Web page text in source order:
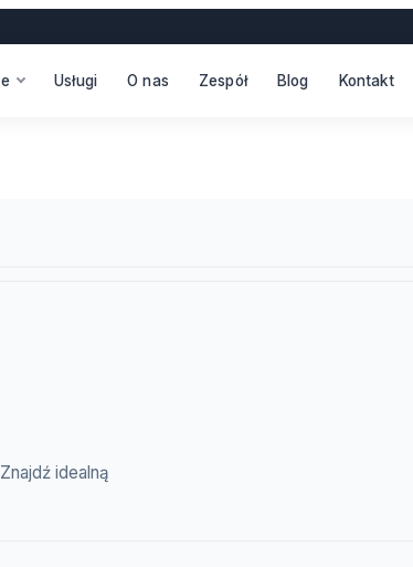
Usługi O nas Zespół Blog Kontakt
idealną